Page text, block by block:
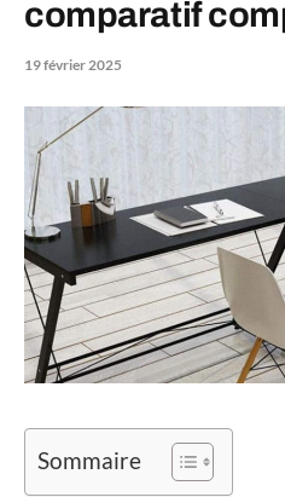
comparatif
19 février 2025
Sommaire